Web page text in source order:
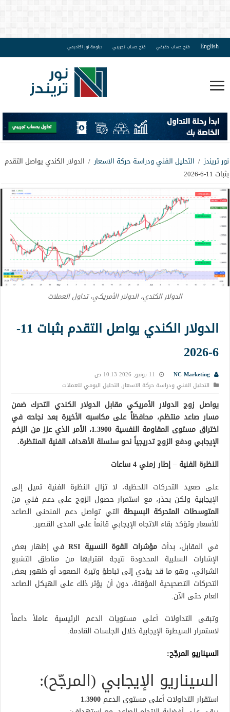
English فتح حساب حقيقي فتح حساب تجريبي دبلومة نور اكاديمي
نور تريندز / التحليل الفني ودراسة حركة الاسعار / الدولار الكندي يواصل التقدم
بثبات 11-6-2026
الدولار الكندي، الدولار الأمريكي، تداول العملات
الدولار الكندي يواصل التقدم بثبات 11-
6-2026
NC Marketing
11 يونيو, 2026 10:13 ص
التحليل الفني ودراسة حركة الاسعار, التحليل اليومي للعملات
يواصل زوج الدولار الأمريكي مقابل الدولار الكندي التحرك ضمن
مسار صاعد منتظم، محافظاً على مكاسبه الأخيرة بعد نجاحه في
اختراق مستوى المقاومة النفسية 1.3900، الأمر الذي عزز من الزخم
الإيجابي ودفع الزوج تدريجياً نحو سلسلة الأهداف الفنية المنتظرة.
النظرة الفنية – إطار زمني 4 ساعات
على صعيد التحركات اللحظية، لا تزال النظرة الفنية تميل إلى
الإيجابية ولكن بحذر، مع استمرار حصول الزوج على دعم فني من
المتوسطات المتحركة البسيطة التي تواصل دعم المنحنى الصاعد
للأسعار وتؤكد بقاء الاتجاه الإيجابي قائماً على المدى القصير.
في المقابل، بدأتمؤشرات القوة النسبية RSI
في إظهار بعض
الإشارات السلبية المحدودة نتيجة اقترابها من مناطق التشبع
الشرائي، وهو ما قد يؤدي إلى تباطؤ وتيرة الصعود أو ظهور بعض
التحركات التصحيحية المؤقتة، دون أن يؤثر ذلك على الهيكل الصاعد
العام حتى الآن.
وتبقى التداولات أعلى مستويات الدعم الرئيسية عاملاً داعماً
لاستمرار السيطرة الإيجابية خلال الجلسات القادمة.
السيناريو المرجّح:
السيناريو الإيجابي (المرجّح):
استقرار التداولات أعلى مستوى الدعم1.3900